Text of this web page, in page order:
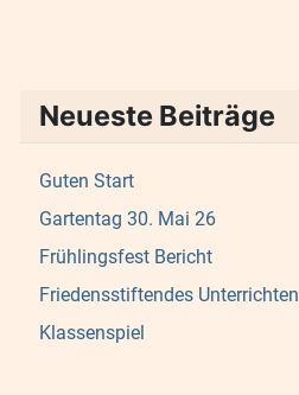
Neueste Beiträge
Guten Start
Gartentag 30. Mai 26
Frühlingsfest Bericht
Friedensstiftendes Unterrichten
Klassenspiel